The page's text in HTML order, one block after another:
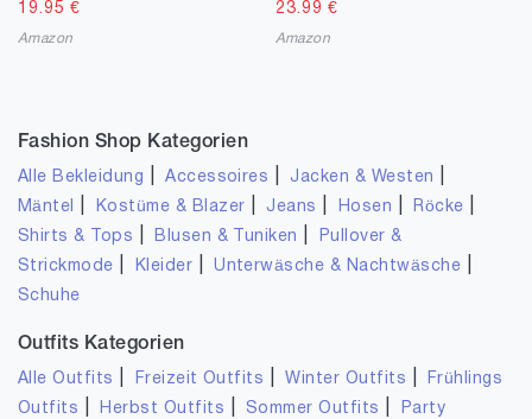
19.95 €
Amazon
23.99 €
Amazon
Fashion Shop Kategorien
Alle Bekleidung |Accessoires Jacken & Westen
Mäntel Kostüme & Blazer Jeans Hosen Röcke
Shirts & Tops Blusen & Tuniken
Pullover &
Strickmode
Kleider |Unterwäsche & Nachtwäsche
Schuhe
Outfits Kategorien
Alle Outfits Freizeit Outfits |Winter Outfits
Frühlings
Outfits
Herbst Outfits Sommer Outfits
Party